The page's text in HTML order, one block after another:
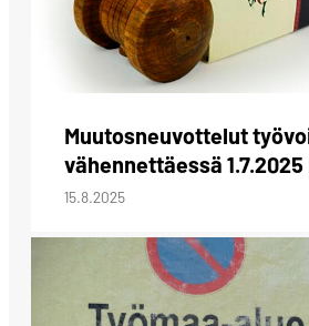
Muutosneuvottelut
vähennettäessä
15.8.2025